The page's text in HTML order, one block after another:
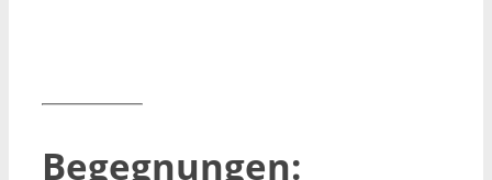
Begegnungen: